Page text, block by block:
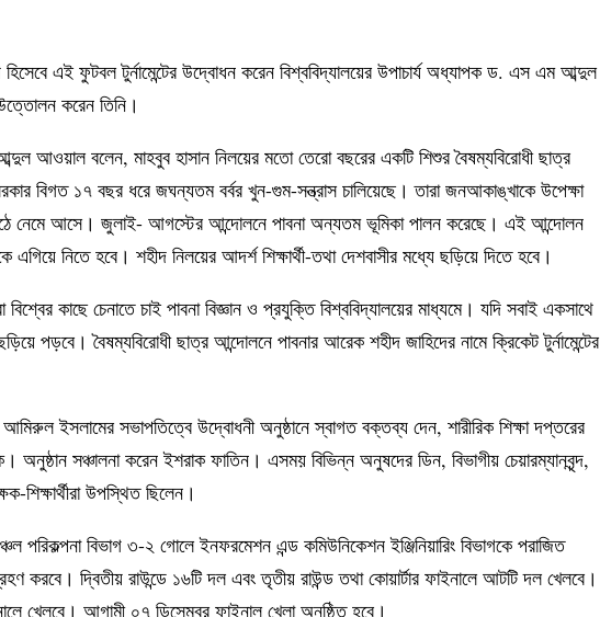
এই ফুটবল টুর্নামেন্টের উদ্বোধন করেন বিশ্ববিদ্যালয়ের উপাচার্য অধ্যাপক ড. এস এম আব্দুল
করেন তিনি।
আওয়াল বলেন, মাহবুব হাসান নিলয়ের মতো তেরো বছরের একটি শিশুর বৈষম্যবিরোধী ছাত্র
বিগত ১৭ বছর ধরে জঘন্যতম বর্বর খুন-গুম-সন্ত্রাস চালিয়েছে। তারা জনআকাঙ্খাকে উপেক্ষা
নেমে আসে। জুলাই- আগস্টের আন্দোলনে পাবনা অন্যতম ভূমিকা পালন করেছে। এই আন্দোলন
এগিয়ে নিতে হবে। শহীদ নিলয়ের আদর্শ শিক্ষার্থী-তথা দেশবাসীর মধ্যে ছড়িয়ে দিতে হবে।
কাছে চেনাতে চাই পাবনা বিজ্ঞান ও প্রযুক্তি বিশ্ববিদ্যালয়ের মাধ্যমে। যদি সবাই একসাথে
পড়বে। বৈষম্যবিরোধী ছাত্র আন্দোলনে পাবনার আরেক শহীদ জাহিদের নামে ক্রিকেট টুর্নামেন্টের
আমিরুল ইসলামের সভাপতিত্বে উদ্বোধনী অনুষ্ঠানে স্বাগত বক্তব্য দেন, শারীরিক শিক্ষা দপ্তরের
অনুষ্ঠান সঞ্চালনা করেন ইশরাক ফাতিন। এসময় বিভিন্ন অনুষদের ডিন, বিভাগীয় চেয়ারম্যানবৃন্দ,
শিক্ষার্থীরা উপস্থিত ছিলেন।
পরিকল্পনা বিভাগ ৩-২ গোলে ইনফরমেশন এন্ড কমিউনিকেশন ইঞ্জিনিয়ারিং বিভাগকে পরাজিত
করবে। দ্বিতীয় রাউন্ডে ১৬টি দল এবং তৃতীয় রাউন্ড তথা কোয়ার্টার ফাইনালে আটটি দল খেলবে।
খেলবে। আগামী ০৭ ডিসেম্বর ফাইনাল খেলা অনুষ্ঠিত হবে।